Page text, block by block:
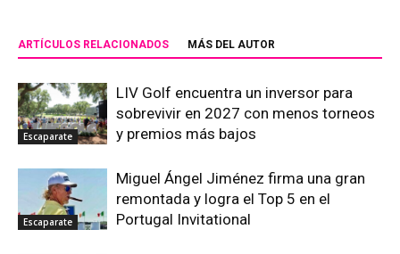
ARTÍCULOS RELACIONADOS MÁS DEL AUTOR
Escaparate
LIV Golf encuentra un inversor para
sobrevivir en 2027 con menos torneos
y premios más bajos
Escaparate
Miguel Ángel Jiménez firma una gran
remontada y logra el Top 5 en el
Portugal Invitational